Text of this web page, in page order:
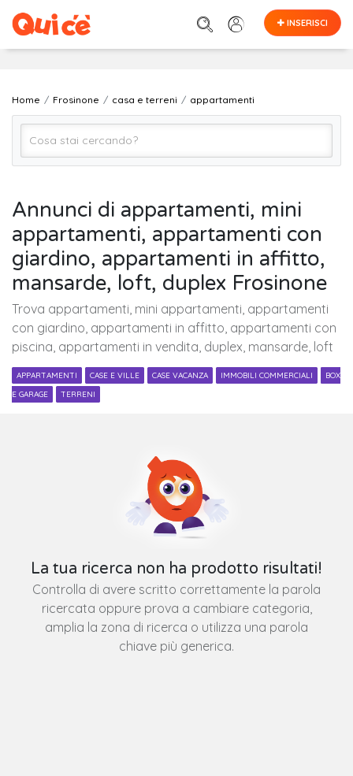
INSERISCI
Home Frosinone casa e terreni appartamenti
Frosinone
Cerca
Annunci di appartamenti, mini
appartamenti, appartamenti con
giardino, appartamenti in affitto,
mansarde, loft, duplex Frosinone
Trova appartamenti, mini appartamenti, appartamenti
con giardino, appartamenti in affitto, appartamenti con
piscina, appartamenti in vendita, duplex, mansarde, loft
APPARTAMENTI CASE E VILLE CASE VACANZA IMMOBILI COMMERCIALI
BOX
E GARAGE
TERRENI
La tua ricerca non ha prodotto risultati!
Controlla di avere scritto correttamente la parola
ricercata oppure prova a cambiare categoria,
amplia la zona di ricerca o utilizza una parola
chiave più generica.